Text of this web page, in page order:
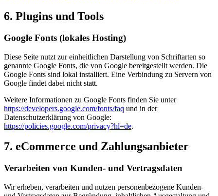
6. Plugins und Tools
Google Fonts (lokales Hosting)
Diese Seite nutzt zur einheitlichen Darstellung von Schriftarten so
genannte Google Fonts, die von Google bereitgestellt werden. Die
Google Fonts sind lokal installiert. Eine Verbindung zu Servern von
Google findet dabei nicht statt.
Weitere Informationen zu Google Fonts finden Sie unter
https://developers.google.com/fonts/faq und in der
Datenschutzerklärung von Google:
https://policies.google.com/privacy?hl=de.
7. eCommerce und Zahlungs­anbieter
Verarbeiten von Kunden- und Vertragsdaten
Wir erheben, verarbeiten und nutzen personenbezogene Kunden-